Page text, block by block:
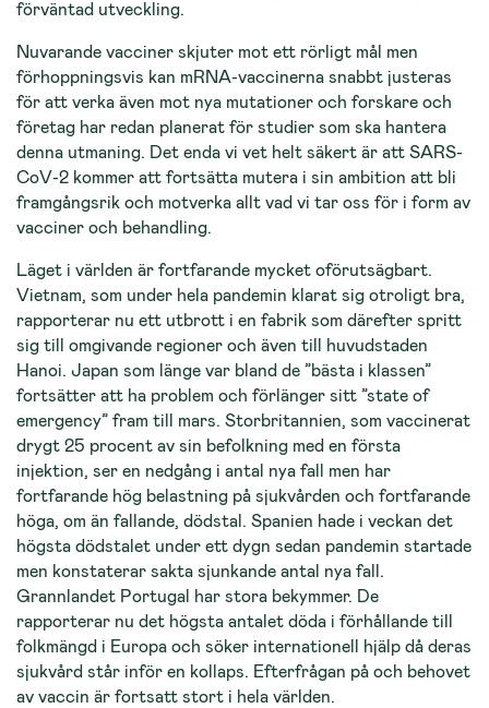
förväntad utveckling.
Nuvarande vacciner skjuter mot ett rörligt mål men
förhoppningsvis kan mRNA-vaccinerna snabbt justeras
för att verka även mot nya mutationer och forskare och
företag har redan planerat för studier som ska hantera
denna utmaning. Det enda vi vet helt säkert är att SARS-
CoV-2 kommer att fortsätta mutera i sin ambition att bli
framgångsrik och motverka allt vad vi tar oss för i form av
vacciner och behandling.
Läget i världen är fortfarande mycket oförutsägbart.
Vietnam, som under hela pandemin klarat sig otroligt bra,
rapporterar nu ett utbrott i en fabrik som därefter spritt
sig till omgivande regioner och även till huvudstaden
Hanoi. Japan som länge var bland de ”bästa i klassen”
fortsätter att ha problem och förlänger sitt ”state of
emergency” fram till mars. Storbritannien, som vaccinerat
drygt 25 procent av sin befolkning med en första
injektion, ser en nedgång i antal nya fall men har
fortfarande hög belastning på sjukvården och fortfarande
höga, om än fallande, dödstal. Spanien hade i veckan det
högsta dödstalet under ett dygn sedan pandemin startade
men konstaterar sakta sjunkande antal nya fall.
Grannlandet Portugal har stora bekymmer. De
rapporterar nu det högsta antalet döda i förhållande till
folkmängd i Europa och söker internationell hjälp då deras
sjukvård står inför en kollaps. Efterfrågan på och behovet
av vaccin är fortsatt stort i hela världen.